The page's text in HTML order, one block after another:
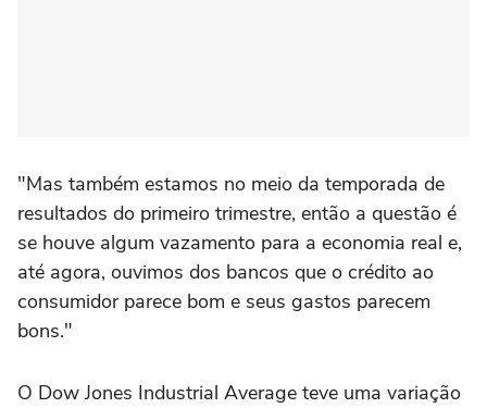
"Mas também estamos no meio da temporada de
resultados do primeiro trimestre, então a questão é
se houve algum vazamento para a economia real e,
até agora, ouvimos dos bancos que o crédito ⁠ao
consumidor parece bom e seus gastos parecem
bons."
O Dow Jones Industrial Average teve uma variação